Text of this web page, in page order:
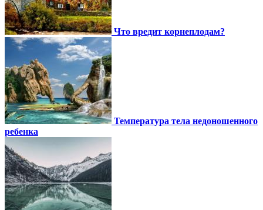
Что вредит корнеплодам?
Температура тела недоношенного
ребенка